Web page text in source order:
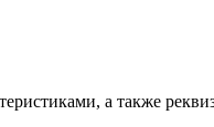
а также